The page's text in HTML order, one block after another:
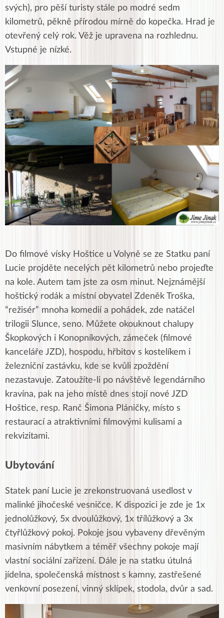
svých), pro pěší turisty stále po modré sedm
kilometrů, pěkně přírodou mírně do kopečka. Hrad je
otevřený celý rok. Věž je upravena na rozhlednu.
Vstupné je nízké.
Do filmové vísky Hoštice u Volyně se ze Statku paní
Lucie projděte necelých pět kilometrů nebo projeďte
na kole. Autem tam jste za osm minut. Nejznámější
hoštický rodák a místní obyvatel Zdeněk Troška,
“režisér” mnoha komedií a pohádek, zde natáčel
trilogii Slunce, seno. Můžete okouknout chalupy
Škopkových i Konopníkových, zámeček (filmové
kanceláře JZD), hospodu, hřbitov s kostelíkem i
železniční zastávku, kde se kvůli zpoždění
nezastavuje. Zatoužíte-li po návštěvě legendárního
kravína, pak na jeho místě dnes stojí nové JZD
Hoštice, resp. Ranč Šimona Pláničky, místo s
restaurací a atraktivními filmovými kulisami a
rekvizitami.
Ubytování
Statek paní Lucie je zrekonstruovaná usedlost v
malinké jihočeské vesničce. K dispozici je zde je 1x
jednolůžkový, 5x dvoulůžkový, 1x třílůžkový a 3x
čtyřlůžkový pokoj. Pokoje jsou vybaveny dřevěným
masivním nábytkem a téměř všechny pokoje mají
vlastní sociální zařízení. Dále je na statku útulná
jídelna, společenská místnost s kamny, zastřešené
venkovní posezení, vinný sklípek, stodola, dvůr a sad.